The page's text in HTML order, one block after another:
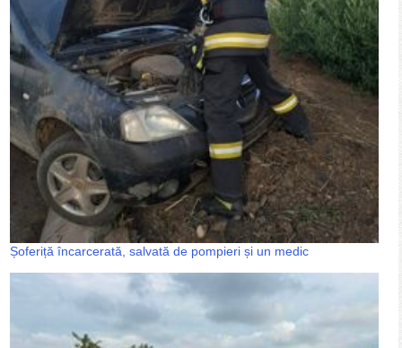
Șoferiță încarcerată, salvată de pompieri și un medic